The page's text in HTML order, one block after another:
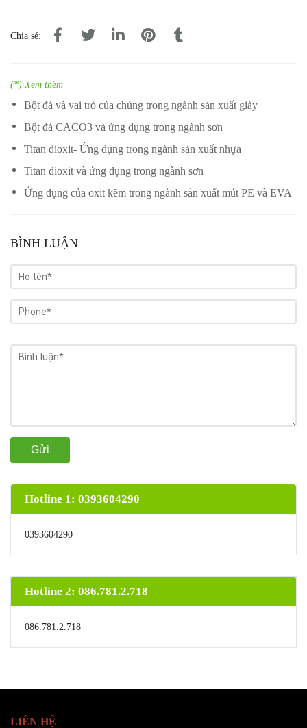
Chia sẻ:
(*) Xem thêm
Bột đá và vai trò của chúng trong ngành sản xuất giày
Bột đá CACO3 và ứng dụng trong ngành sơn
Titan dioxit- Ứng dụng trong ngành sản xuất nhựa
Titan dioxit và ứng dụng trong ngành sơn
Ứng dụng của oxit kẽm trong ngành sản xuất mút PE và EVA
BÌNH LUẬN
Gửi
Hotline 1: 0393604290
0393604290
Hotline 2: 086.781.2.718
086.781.2.718
LIÊN HỆ